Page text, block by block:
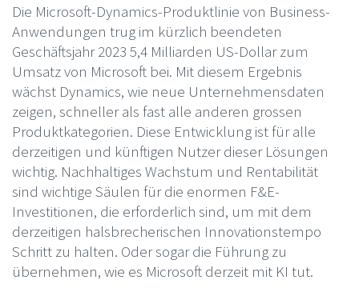
Die Microsoft-Dynamics-Produktlinie von Business-
Anwendungen trug im kürzlich beendeten
Geschäftsjahr 2023 5,4 Milliarden US-Dollar zum
Umsatz von Microsoft bei. Mit diesem Ergebnis
wächst Dynamics, wie neue Unternehmensdaten
zeigen, schneller als fast alle anderen grossen
Produktkategorien. Diese Entwicklung ist für alle
derzeitigen und künftigen Nutzer dieser Lösungen
wichtig. Nachhaltiges Wachstum und Rentabilität
sind wichtige Säulen für die enormen F&E-
Investitionen, die erforderlich sind, um mit dem
derzeitigen halsbrecherischen Innovationstempo
Schritt zu halten. Oder sogar die Führung zu
übernehmen, wie es Microsoft derzeit mit KI tut.